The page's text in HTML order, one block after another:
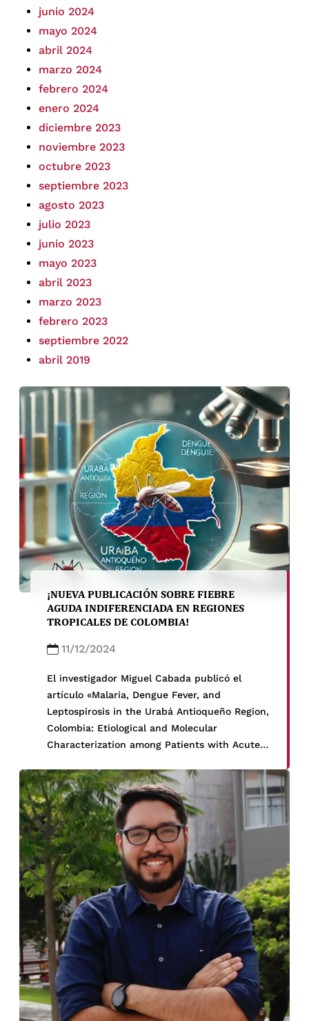
junio 2024
mayo 2024
abril 2024
marzo 2024
febrero 2024
enero 2024
diciembre 2023
noviembre 2023
octubre 2023
septiembre 2023
agosto 2023
julio 2023
junio 2023
mayo 2023
abril 2023
marzo 2023
febrero 2023
septiembre 2022
abril 2019
¡NUEVA PUBLICACIÓN SOBRE FIEBRE
AGUDA INDIFERENCIADA EN REGIONES
TROPICALES DE COLOMBIA!
11/12/2024
El investigador Miguel Cabada publicó el
artículo «Malaria, Dengue Fever, and
Leptospirosis in the Urabá Antioqueño Region,
Colombia: Etiological and Molecular
Characterization among Patients with Acute
The American Journal of Tropical Medicine
and Hygiene el 26 de noviembre del 2024. El
estudio investigó las principales causas de
fiebre aguda […]